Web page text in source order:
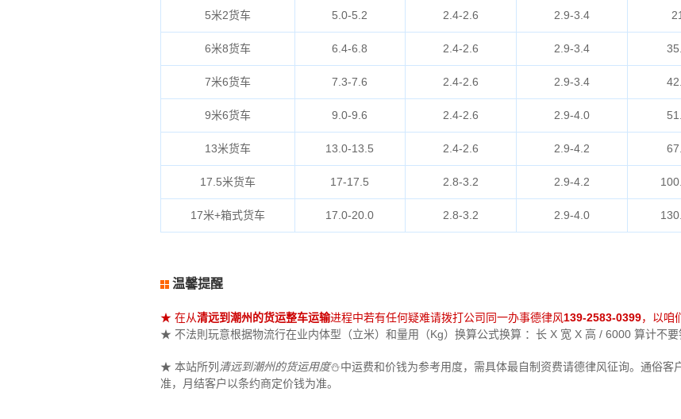
5米2货车 5.0-5.2 2.4-2.6 2.9-3.4
6米8货车 6.4-6.8 2.4-2.6 2.9-3.4
7米6货车 7.3-7.6 2.4-2.6 2.9-3.4
9米6货车 9.0-9.6 2.4-2.6 2.9-4.0
13米货车 13.0-13.5 2.4-2.6 2.9-4.2
17.5米货车 17-17.5 2.8-3.2 2.9-4.2
17米+箱式货车 17.0-20.0 2.8-3.2 2.9-4.0
温馨提醒
★ 在从清远到潮州的货运整车运输进程中若有任何疑难请拨打公司同一办事德律风139-2583-0399，以咱
★ 不法則玩意根据物流行在业内体型（立米）和量用（Kg）换算公式换算 ：长 X 宽 X 高 / 6000 算计不要
★ 本站所列 清远到潮州的货运用度⛄中运费和价钱为参考用度，需具体最自制资费请德律风征询。通俗客
准，月结客户以条约商定价钱为准。